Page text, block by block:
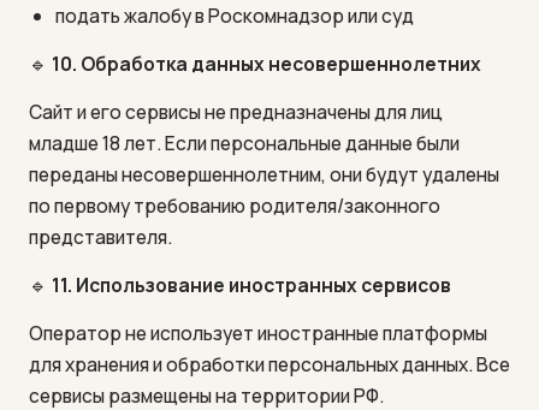
подать жалобу в Роскомнадзор или суд
🔹 10. Обработка данных несовершеннолетних
Сайт и его сервисы не предназначены для лиц
младше 18 лет. Если персональные данные были
переданы несовершеннолетним, они будут удалены
по первому требованию родителя/законного
представителя.
🔹 11. Использование иностранных сервисов
Оператор не использует иностранные платформы
для хранения и обработки персональных данных. Все
сервисы размещены на территории РФ.